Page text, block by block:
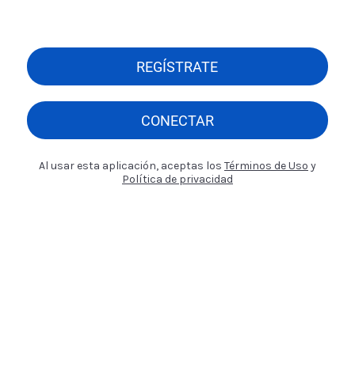
REGÍSTRATE
CONECTAR
Al usar esta aplicación, aceptas los Términos de Uso y
Política de privacidad